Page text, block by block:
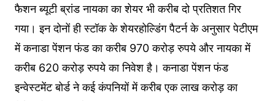
फैशन ब्यूटी ब्रांड नायका का शेयर भी करीब दो प्रत‍िशत ग‍िर
गया। इन दोनों ही स्‍टॉक के शेयरहोल्डिंग पैटर्न के अनुसार पेटीएम
में कनाडा पेंशन फंड का करीब 970 करोड़ रुपये और नायका में
करीब 620 करोड़ रुपये का न‍िवेश है। कनाडा पेंशन फंड
इन्वेस्टमेंट बोर्ड ने कई कंपनियों में करीब एक लाख करोड़ का